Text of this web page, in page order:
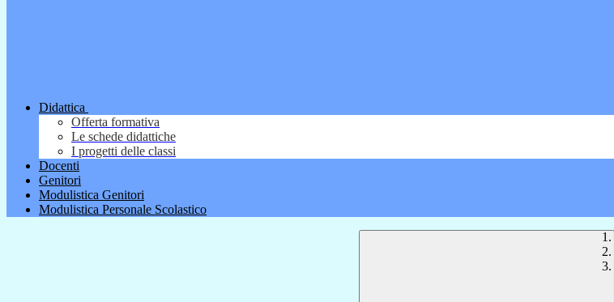
Didattica
Offerta formativa
Le schede didattiche
I progetti delle classi
Docenti
Genitori
Modulistica Genitori
Modulistica Personale Scolastico